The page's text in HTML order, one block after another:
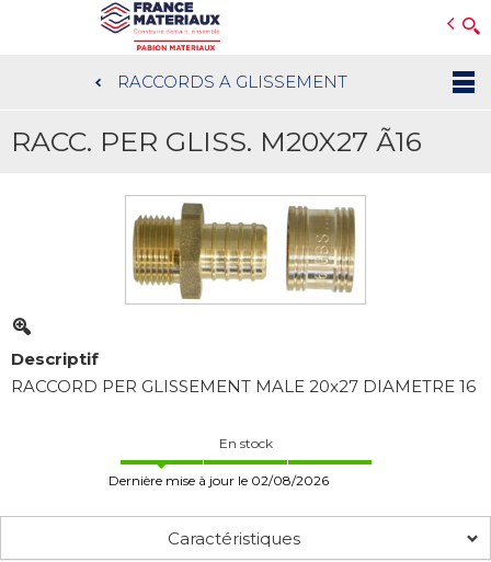
au
contenu
RACCORDS A GLISSEMENT
RACC. PER GLISS. M20X27 Ã16
Descriptif
RACCORD PER GLISSEMENT MALE 20x27 DIAMETRE 16
En stock
Dernière mise à jour le 02/08/2026
Caractéristiques